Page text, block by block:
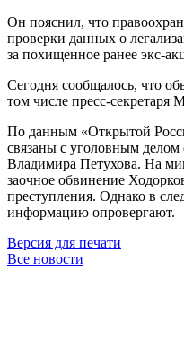
Он пояснил, что
проверки данных о
за похищенное ранее экс-
Сегодня сообщалось, что
том числе пресс-секретаря
По данным «Открытой
связаны с уголовным
Владимира Петухова. На
заочное обвинение
преступления. Однако в
информацию опровергают.
Версия для печати
Все новости